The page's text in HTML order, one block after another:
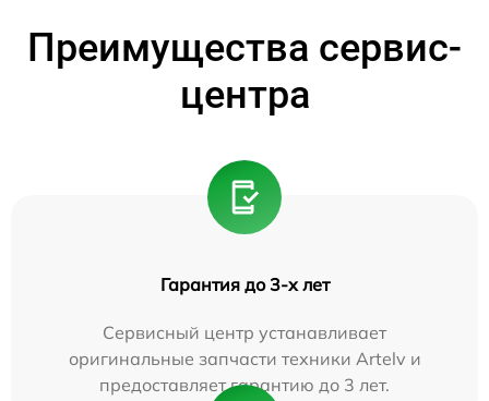
Преимущества сервис-
центра
Гарантия до 3-х лет
Сервисный центр устанавливает
оригинальные запчасти техники Artelv и
предоставляет гарантию до 3 лет.